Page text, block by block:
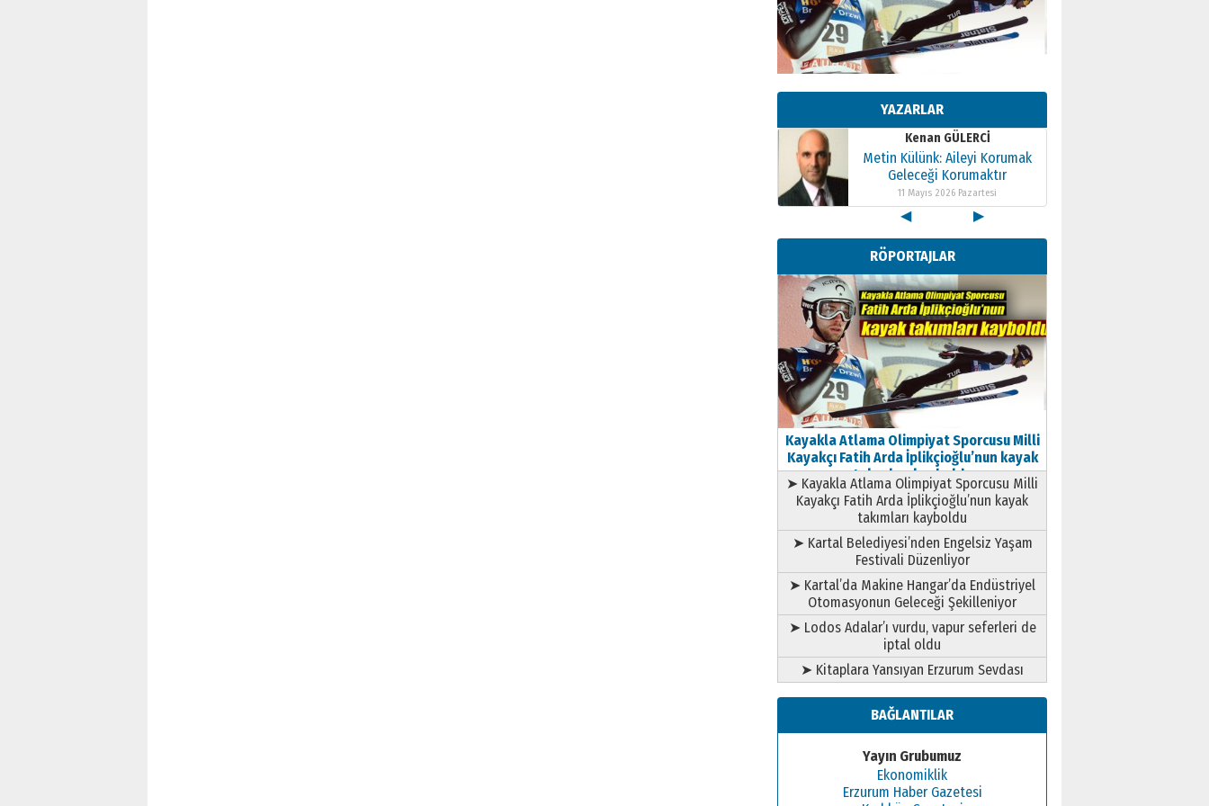
YAZARLAR
Kenan GÜLERCİ
Metin Külünk: Aileyi Korumak
Geleceği Korumaktır
11 Mayıs 2026 Pazartesi
Kenan GÜLERCİ
Metin Külünk: Aileyi Korumak
Geleceği Korumaktır
11 Mayıs 2026 Pazartesi
Kenan GÜLERCİ
Metin Külünk: Aileyi Korumak
Geleceği Korumaktır
11 Mayıs 2026 Pazartesi
◀ ▶
RÖPORTAJLAR
Kayakla Atlama Olimpiyat Sporcusu Milli
Kayakçı Fatih Arda İplikçioğlu’nun kayak
takımları kayboldu
➤ Kayakla Atlama Olimpiyat Sporcusu Milli
Kayakçı Fatih Arda İplikçioğlu’nun kayak
takımları kayboldu
➤ Kartal Belediyesi’nden Engelsiz Yaşam
Festivali Düzenliyor
➤ Kartal’da Makine Hangar’da Endüstriyel
Otomasyonun Geleceği Şekilleniyor
➤ Lodos Adalar’ı vurdu, vapur seferleri de
iptal oldu
➤ Kitaplara Yansıyan Erzurum Sevdası
BAĞLANTILAR
Yayın Grubumuz
Ekonomiklik
Erzurum Haber Gazetesi